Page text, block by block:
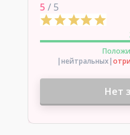
5 / 5
|нейтральных|
Нет